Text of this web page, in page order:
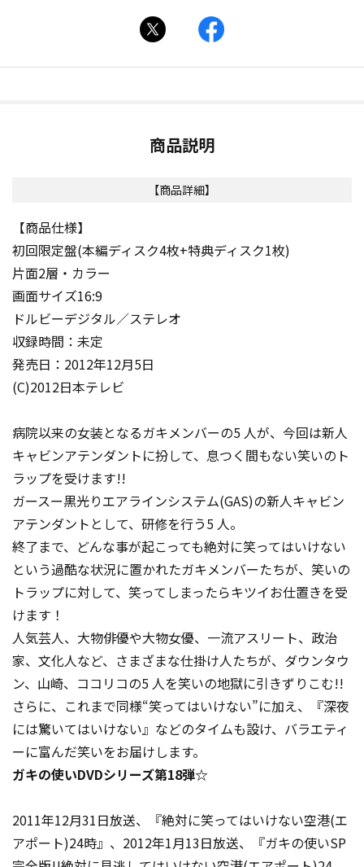
商品説明
【商品詳細】
【商品仕様】
初回限定盤(本編ディスク4枚+特典ディスク1枚)
片面2層・カラー
画面サイズ16:9
ドルビーデジタル／ステレオ
収録時間：未定
発売日：2012年12月5日
(C)2012日本テレビ
病院以来の女装となるガキメンバーの5 人が、今回は新人
キャビンアテンダントに扮して、息つく間もない笑いのト
ラップを受けます!!
ガースー黒光りエアラインシステム(GAS)の新人キャビン
アテンダントとして、研修を行う5 人。
終了まで、どんな事が起こっても絶対に笑ってはいけない
という過酷な状況に置かれたガキメンバーたちが、笑いの
トラップに対して、笑ってしまったらキツイお仕置きを受
けます！
人気芸人、大物俳優や大物女優、一流アスリート、政治
家、文化人など、さまざまな仕掛け人たちが、ダウンタウ
ン、山崎、ココリコの5 人を笑いの地獄に引きずりこむ!!
さらに、これまで同様“笑ってはいけない”に加え、『深夜
には驚いてはいけない』などのタイムも設け、バラエティ
ーに富んだ笑いをお届けします。
ガキの使いDVDシリーズ第18弾☆
2011年12月31日放送、『絶対に笑ってはいけない空港(エ
アポート)24時』、2012年1月13日放送、『ガキの使いSP